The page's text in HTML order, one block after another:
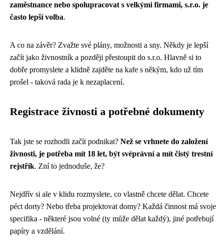
zaměstnance nebo spolupracovat s velkými firmami, s.r.o. je
často lepší volba.
A co na závěr? Zvažte své plány, možnosti a sny. Někdy je lepší
začít jako živnostník a později přestoupit do s.r.o. Hlavně si to
dobře promyslete a klidně zajděte na kafe s někým, kdo už tím
prošel - taková rada je k nezaplacení.
Registrace živnosti a potřebné dokumenty
Tak jste se rozhodli začít podnikat? Než se vrhnete do založení
živnosti, je potřeba mít 18 let, být svéprávní a mít čistý trestní
rejstřík. Zní to jednoduše, že?
Nejdřív si ale v klidu rozmyslete, co vlastně chcete dělat. Chcete
péct dorty? Nebo třeba projektovat domy? Každá činnost má svoje
specifika - některé jsou volné (ty může dělat každý), jiné potřebují
papíry a vzdělání.